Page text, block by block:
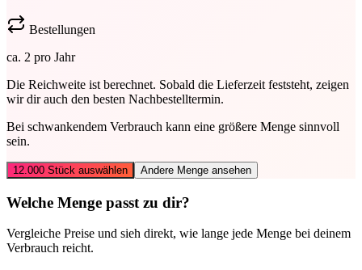
Bestellungen
ca. 2 pro Jahr
Die Reichweite ist berechnet. Sobald die Lieferzeit feststeht, zeigen
wir dir auch den besten Nachbestelltermin.
Bei schwankendem Verbrauch kann eine größere Menge sinnvoll
sein.
12.000 Stück auswählen Andere Menge ansehen
Welche Menge passt zu dir?
Vergleiche Preise und sieh direkt, wie lange jede Menge bei deinem
Verbrauch reicht.